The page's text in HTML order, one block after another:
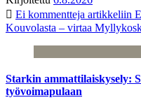
Ei kommentteja artikkeliin
Kouvolasta – virtaa
Starkin ammattilaiskysely:
työvoimapulaan